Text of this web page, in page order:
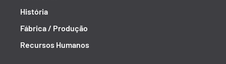
História
Fábrica / Produção
Recursos Humanos